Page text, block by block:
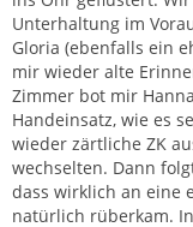
Unterhaltung im
Gloria (ebenfalls ein
mir wieder alte
Zimmer bot mir
Handeinsatz, wie es
wieder zärtliche ZK
wechselten. Dann
dass wirklich an eine
natürlich rüberkam.